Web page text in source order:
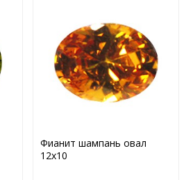
Фианит шампань овал
12х10